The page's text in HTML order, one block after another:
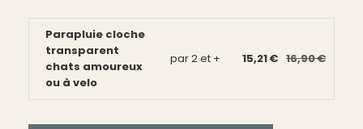
Parapluie cloche
transparent
chats amoureux
ou à velo
par 2 et + 15,21 € 16,90 €